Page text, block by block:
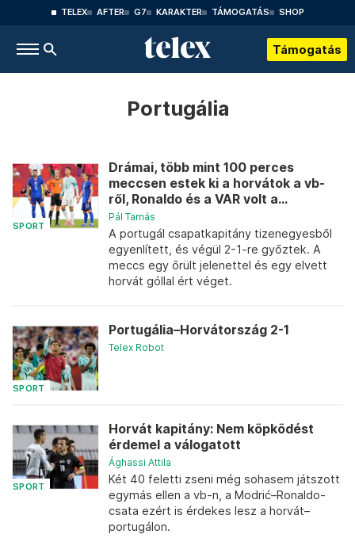
TELEX AFTER G7 KARAKTER TÁMOGATÁS SHOP
Támogatás
Portugália
SPORT
Drámai, több mint 100 perces
meccsen estek ki a horvátok a vb-
ről, Ronaldo és a VAR volt a...
Pál Tamás
A portugál csapatkapitány tizenegyesből
egyenlített, és végül 2-1-re győztek. A
meccs egy őrült jelenettel és egy elvett
horvát góllal ért véget.
SPORT
Portugália–Horvátország 2-1
Telex Robot
SPORT
Horvát kapitány: Nem köpködést
érdemel a válogatott
Ághassi Attila
Két 40 feletti zseni még sohasem játszott
egymás ellen a vb-n, a Modrić–Ronaldo-
csata ezért is érdekes lesz a horvát–
portugálon.